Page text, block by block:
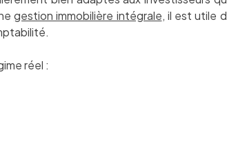
gestion immobilière intégrale, il est utile
réel :